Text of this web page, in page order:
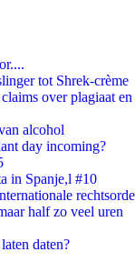
tot Shrek-crème
over plagiaat en
alcohol
day incoming?
in Spanje,l #10
rechtsorde
half zo veel uren
daten?